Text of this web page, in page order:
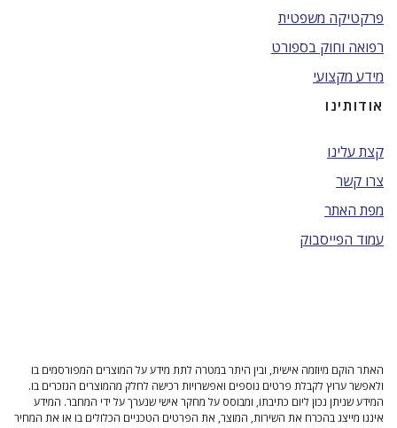
פרקטיקה משפטית
רפואה וחוק בספורט
מידע מקצועי
אודותינו
קצת עלינו
צרו קשר
מפת האתר
עמוד הפייסבוק
האתר הוקם מיוזמה אישית, ובין היתר במטרה לתת מידע על המוצרים המפורסמים בו
ולאפשר ערוץ לקבלת פרטים נוספים ואפשרויות רכישה לחלק מהמוצרים הנזכרים בו.
המידע שניתן נכון ליום כתיבתו, ומבוסס על מחקר אישי שנערך על ידי המחבר. המידע
איננו מייצג בהכרח את השירות, המוצר, את הפרטים הטכניים הכלולים בו או את המחיר